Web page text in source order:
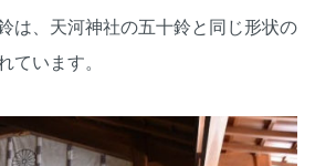
は、天河神社の五十鈴と同じ形状の
ています。